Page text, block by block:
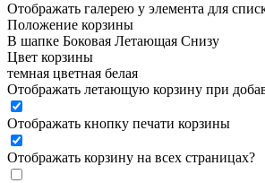
Отображать галерею у элемента для
Положение корзины
В шапке Боковая Летающая Снизу
Цвет корзины
темная цветная белая
Отображать летающую корзину при
Отображать кнопку печати корзины
Отображать корзину на всех страницах?